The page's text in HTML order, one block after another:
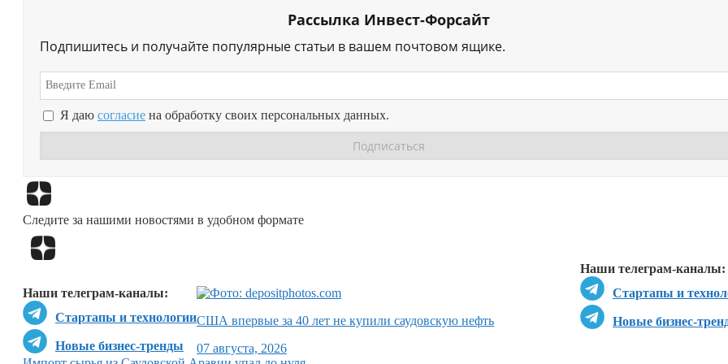
Рассылка Инвест-Форсайт
Подпишитесь и получайте популярные статьи в вашем почтовом ящике.
Я даю согласие на обработку своих персональных данных.
Следите за нашими новостями в удобном формате
Наши телеграм-каналы:
Стартапы и
Новые бизнес-
Наши телеграм-каналы:
Стартапы и технологии
Новые бизнес-тренды
США впервые за 40 лет не купили саудовскую нефть
07 августа, 2026